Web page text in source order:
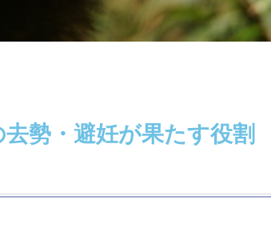
勢・避妊が果たす役割